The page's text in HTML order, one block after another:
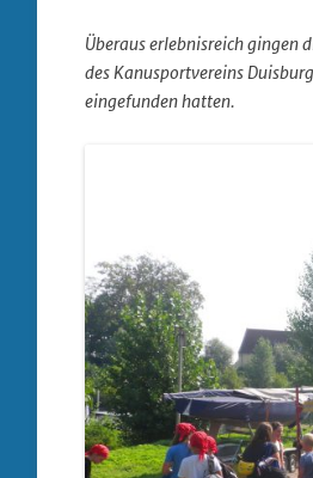
Überaus erlebnisreich gingen
des Kanusportvereins
eingefunden hatten.